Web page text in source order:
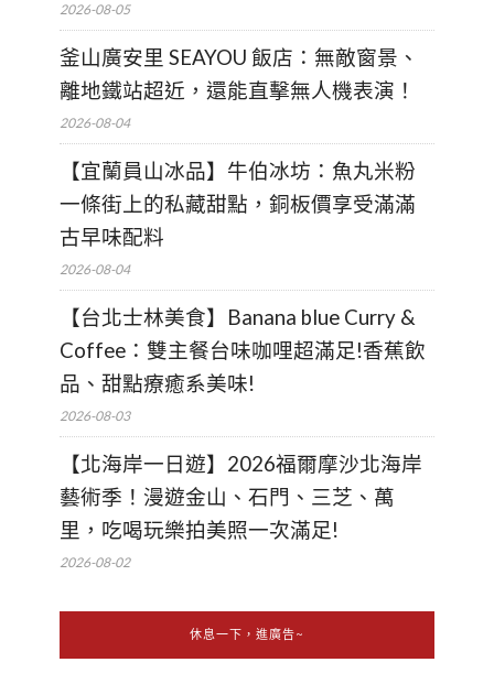
2026-08-05
釜山廣安里 SEAYOU 飯店：無敵窗景、
離地鐵站超近，還能直擊無人機表演！
2026-08-04
【宜蘭員山冰品】牛伯冰坊：魚丸米粉
一條街上的私藏甜點，銅板價享受滿滿
古早味配料
2026-08-04
【台北士林美食】Banana blue Curry &
Coffee：雙主餐台味咖哩超滿足!香蕉飲
品、甜點療癒系美味!
2026-08-03
【北海岸一日遊】2026福爾摩沙北海岸
藝術季！漫遊金山、石門、三芝、萬
里，吃喝玩樂拍美照一次滿足!
2026-08-02
休息一下，進廣告~